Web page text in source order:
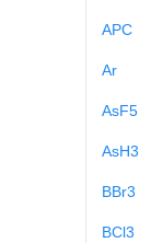
APC
Ar
AsF5
AsH3
BBr3
BCl3